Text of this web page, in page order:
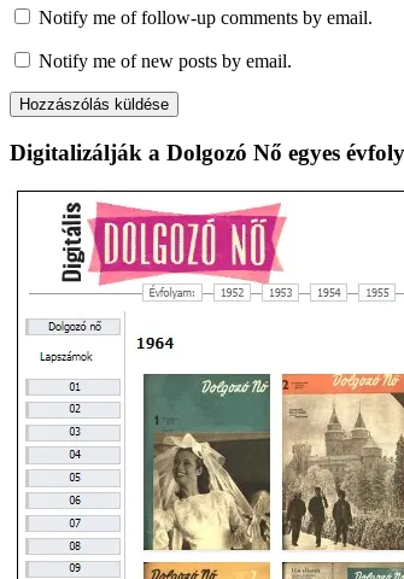
Notify me of follow-up comments by email.
Notify me of new posts by email.
Digitalizálják a Dolgozó Nő egyes